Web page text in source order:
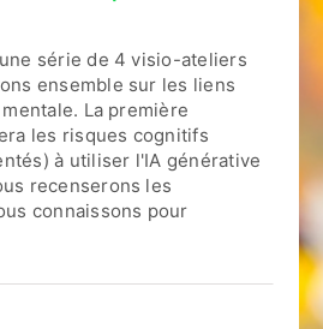
série de 4 visio-ateliers
ensemble sur les liens
La première
les risques cognitifs
à utiliser l'IA générative
recenserons les
connaissons pour